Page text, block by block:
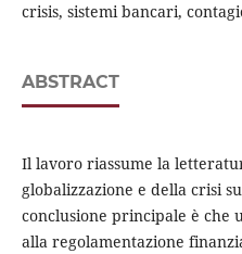
crisis, sistemi bancari,
ABSTRACT
Il lavoro riassume la
globalizzazione e della crisi
conclusione principale è che
alla regolamentazione